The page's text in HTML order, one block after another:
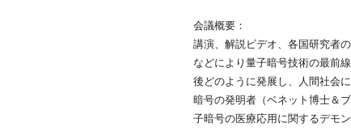
会議概要：
講演、解説ビデオ、各国研究者
などにより量子暗号技術の最前
後どのように発展し、人間社会
暗号の発明者（ベネット博士＆
子暗号の医療応用に関するデモ